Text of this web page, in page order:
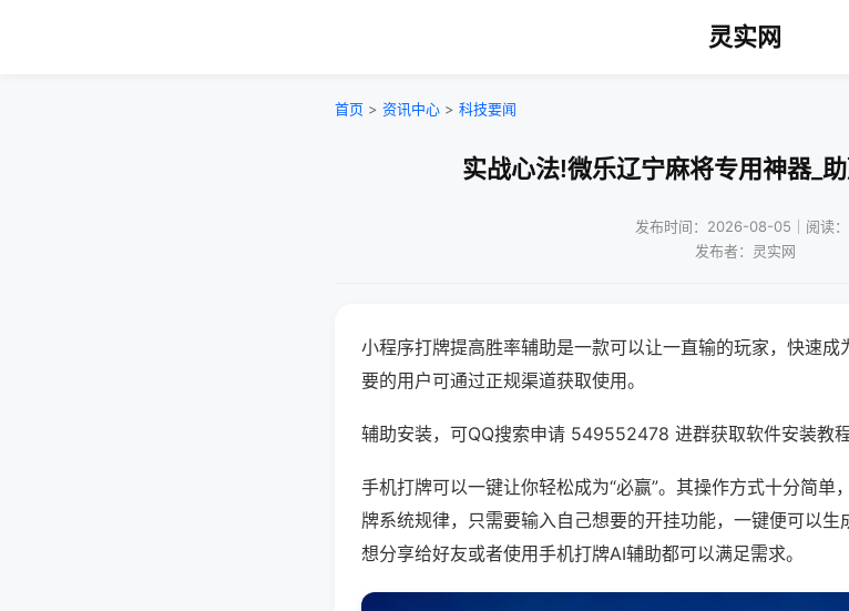
灵实网
首页 > 资讯中心 > 科技要闻
实战心法!微乐辽宁麻将专用神器_
发布时间：2026-08-05｜阅读：
发布者：灵实网
小程序打牌提高胜率辅助是一款可以让一直输的玩家，快速成
要的用户可通过正规渠道获取使用。
辅助安装，可QQ搜索申请 549552478 进群获取软件安装教
手机打牌可以一键让你轻松成为“必赢”。其操作方式十分简单
牌系统规律，只需要输入自己想要的开挂功能，一键便可以
想分享给好友或者使用手机打牌AI辅助都可以满足需求。